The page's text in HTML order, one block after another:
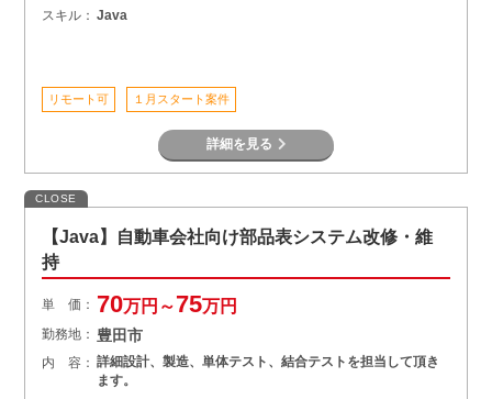
スキル： Java
リモート可 １月スタート案件
詳細を見る
CLOSE
【Java】自動車会社向け部品表システム改修・維
持
単 価： 70万円～75万円
勤務地： 豊田市
内 容： 詳細設計、製造、単体テスト、結合テストを担当して頂き
ます。